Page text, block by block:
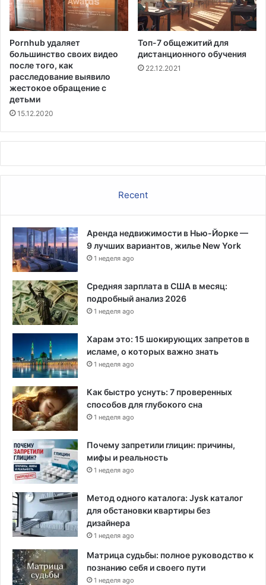
я
м
у
ж
ч
и
н
,
к
о
т
о
ы
н
и
ч
и
в
а
е
т
ж
е
н
и
н
о
в
с
п
ы
ш
к
а
м
Pornhub удаляет
большинство своих видео
после того, как
расследование выявило
жестокое обращение с
детьми
15.12.2020
Топ-7 общежитий для
дистанционного обучения
22.12.2021
Recent
Аренда недвижимости в Нью-Йорке —
9 лучших вариантов, жилье New York
1 неделя ago
Средняя зарплата в США в месяц:
подробный анализ 2026
1 неделя ago
Харам это: 15 шокирующих запретов в
исламе, о которых важно знать
1 неделя ago
Как быстро уснуть: 7 проверенных
способов для глубокого сна
1 неделя ago
Почему запретили глицин: причины,
мифы и реальность
1 неделя ago
Метод одного каталога: Jysk каталог
для обстановки квартиры без
дизайнера
1 неделя ago
Матрица судьбы: полное руководство к
познанию себя и своего пути
1 неделя ago